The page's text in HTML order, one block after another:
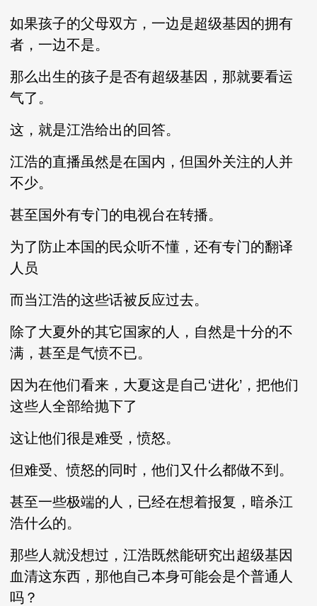
如果孩子的父母双方，一边是超级基因的拥有
者，一边不是。
那么出生的孩子是否有超级基因，那就要看运
气了。
这，就是江浩给出的回答。
江浩的直播虽然是在国内，但国外关注的人并
不少。
甚至国外有专门的电视台在转播。
为了防止本国的民众听不懂，还有专门的翻译
人员
而当江浩的这些话被反应过去。
除了大夏外的其它国家的人，自然是十分的不
满，甚至是气愤不已。
因为在他们看来，大夏这是自己‘进化’，把他们
这些人全部给抛下了
这让他们很是难受，愤怒。
但难受、愤怒的同时，他们又什么都做不到。
甚至一些极端的人，已经在想着报复，暗杀江
浩什么的。
那些人就没想过，江浩既然能研究出超级基因
血清这东西，那他自己本身可能会是个普通人
吗？